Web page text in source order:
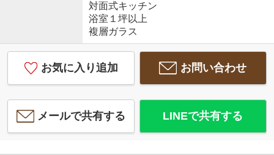
対面式キッチン
浴室１坪以上
複層ガラス
お気に入り追加 お問い合わせ
メールで共有する LINEで共有する